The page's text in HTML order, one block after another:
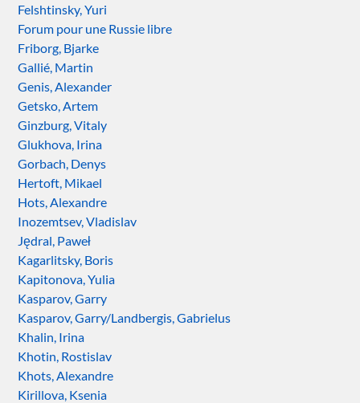
Felshtinsky, Yuri
Forum pour une Russie libre
Friborg, Bjarke
Gallié, Martin
Genis, Alexander
Getsko, Artem
Ginzburg, Vitaly
Glukhova, Irina
Gorbach, Denys
Hertoft, Mikael
Hots, Alexandre
Inozemtsev, Vladislav
Jędral, Paweł
Kagarlitsky, Boris
Kapitonova, Yulia
Kasparov, Garry
Kasparov, Garry/Landbergis, Gabrielus
Khalin, Irina
Khotin, Rostislav
Khots, Alexandre
Kirillova, Ksenia